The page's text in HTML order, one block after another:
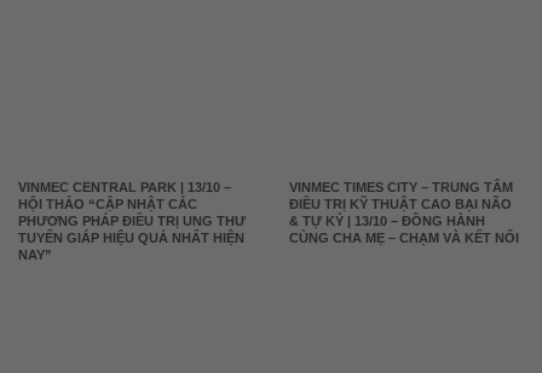
VINMEC CENTRAL PARK | 13/10 –
HỘI THẢO “CẬP NHẬT CÁC
PHƯƠNG PHÁP ĐIỀU TRỊ UNG THƯ
TUYẾN GIÁP HIỆU QUẢ NHẤT HIỆN
NAY”
VINMEC TIMES CITY – TRUNG TÂM
ĐIỀU TRỊ KỸ THUẬT CAO BẠI NÃO
& TỰ KỶ | 13/10 – ĐỒNG HÀNH
CÙNG CHA MẸ – CHẠM VÀ KẾT NỐI